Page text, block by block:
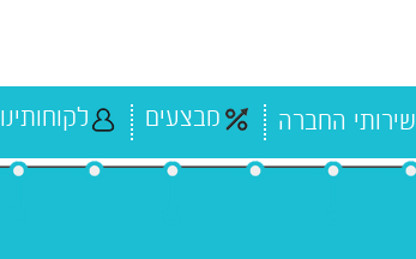
שירותי החברה מבצעים לקוחותינו